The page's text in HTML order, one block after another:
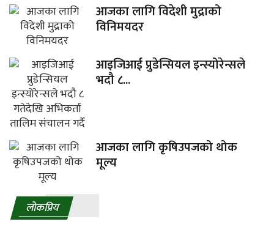
आजका लागि विदेशी मुद्राको
विनिमयदर
आइजिआई प्रुडेन्सियल इन्स्योरेन्सले
भदौ ८...
आजका लागि कृषिउपजको थोक
मूल्य
लाेकप्रिय